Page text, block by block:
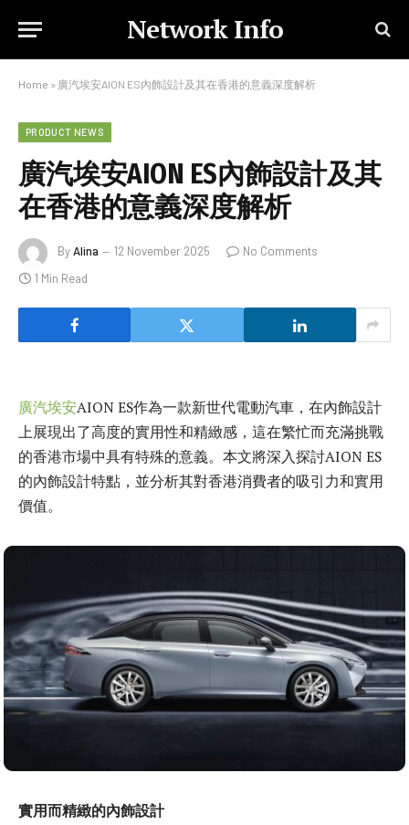
Network Info
Home » 廣汽埃安AION ES內飾設計及其在香港的意義深度解析
PRODUCT NEWS
廣汽埃安AION ES內飾設計及其
在香港的意義深度解析
ByAlina 12 November 2025
No Comments
1 Min Read
廣汽埃安AION ES作為一款新世代電動汽車，在內飾設計
上展現出了高度的實用性和精緻感，這在繁忙而充滿挑戰
的香港市場中具有特殊的意義。本文將深入探討AION ES
的內飾設計特點，並分析其對香港消費者的吸引力和實用
價值。
實用而精緻的內飾設計